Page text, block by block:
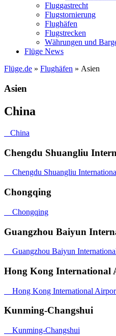
Fluggastrecht
Flugstornierung
Flughäfen
Flugstrecken
Währungen und
Flüge News
Flüge.de » Flughäfen » Asien
Asien
China
China
Chengdu Shuangliu
Chengdu Shuangliu
Chongqing
Chongqing
Guangzhou Baiyun
Guangzhou Baiyun
Hong Kong
Hong Kong International
Kunming-Changshui
Kunming-Changshui